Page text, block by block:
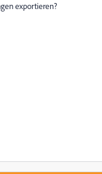
exportieren?